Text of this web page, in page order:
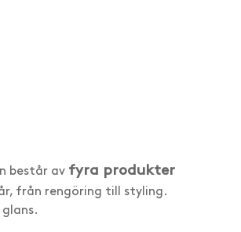
består av fyra produkter
från rengöring till styling.